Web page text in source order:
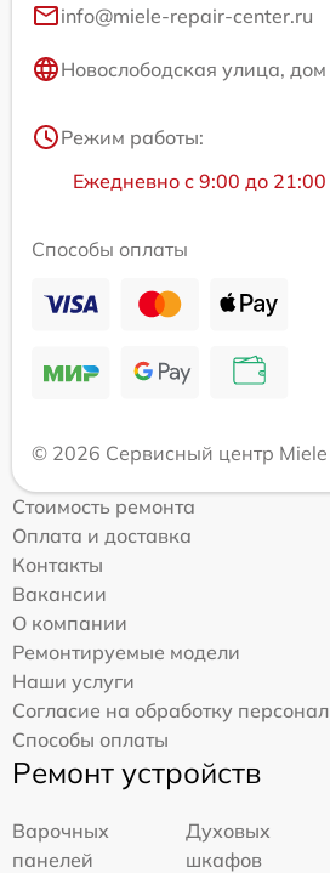
info@miele-repair-center.ru
Новослободская улица, дом
Режим работы:
Ежедневно с 9:00 до 21:00
Способы оплаты
© 2026 Сервисный центр Miele
Стоимость ремонта
Оплата и доставка
Контакты
Вакансии
О компании
Ремонтируемые модели
Наши услуги
Согласие на обработку
Способы оплаты
Ремонт устройств
Варочных
панелей
Духовых
шкафов